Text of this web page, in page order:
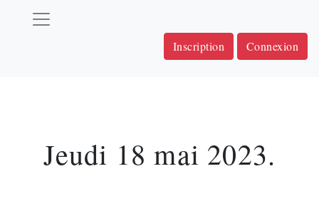
Inscription Connexion
Jeudi 18 mai 2023.